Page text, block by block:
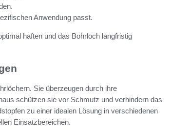
Anwendung passt.
haften und das Bohrloch langfristig
Sie überzeugen durch ihre
schützen sie vor Schmutz und verhindern das
zu einer idealen Lösung in verschiedenen
Einsatzbereichen.